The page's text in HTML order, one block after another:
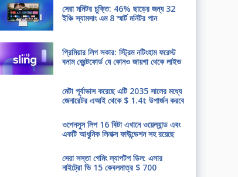
সেরা মনিটর চুক্তি: 46% ছাড়ের জন্য 32
ইঞ্চি স্যামসাং এম 8 স্মার্ট মনিটর পান
প্রিমিয়ার লিগ সকার: স্ট্রিম নটিংহাম ফরেস্ট
বনাম ব্রেন্টফোর্ড যে কোনও জায়গা থেকে লাইভ
মেটা পূর্বাভাস করেছে এটি 2035 সালের মধ্যে
জেনারেটর এআই থেকে $ 1.4t উপার্জন করবে
ওপেনসুস লিপ 16 বিটা এখানে ওয়েল্যান্ড এবং
একটি আধুনিক লিনাক্স ফাউন্ডেশন সহ রয়েছে
সেরা সস্তা গেমিং ল্যাপটপ ডিল: এসার
নাইট্রো ভি 15 কেবলমাত্র $ 700